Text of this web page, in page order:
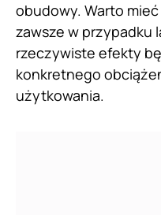
obudowy. Warto
zawsze w przypadku
rzeczywiste efekty
konkretnego
użytkowania.